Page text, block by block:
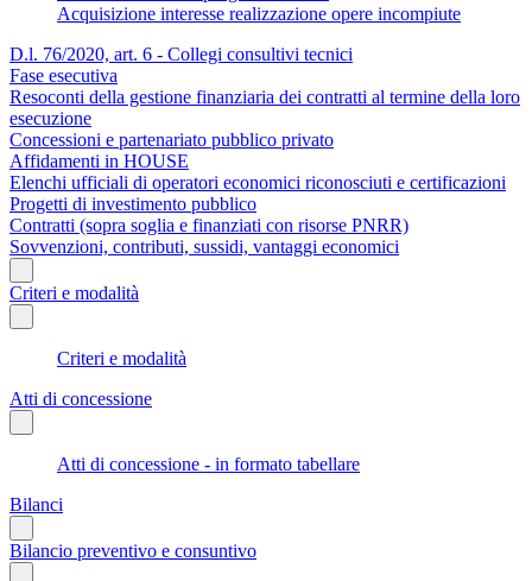
Acquisizione interesse realizzazione opere incompiute
D.l. 76/2020, art. 6 - Collegi consultivi tecnici
Fase esecutiva
Resoconti della gestione finanziaria dei contratti al termine della loro
esecuzione
Concessioni e partenariato pubblico privato
Affidamenti in HOUSE
Elenchi ufficiali di operatori economici riconosciuti e certificazioni
Progetti di investimento pubblico
Contratti (sopra soglia e finanziati con risorse PNRR)
Sovvenzioni, contributi, sussidi, vantaggi economici
Criteri e modalità
Criteri e modalità
Atti di concessione
Atti di concessione - in formato tabellare
Bilanci
Bilancio preventivo e consuntivo